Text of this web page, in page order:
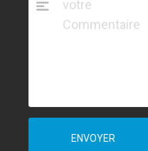
ENVOYER